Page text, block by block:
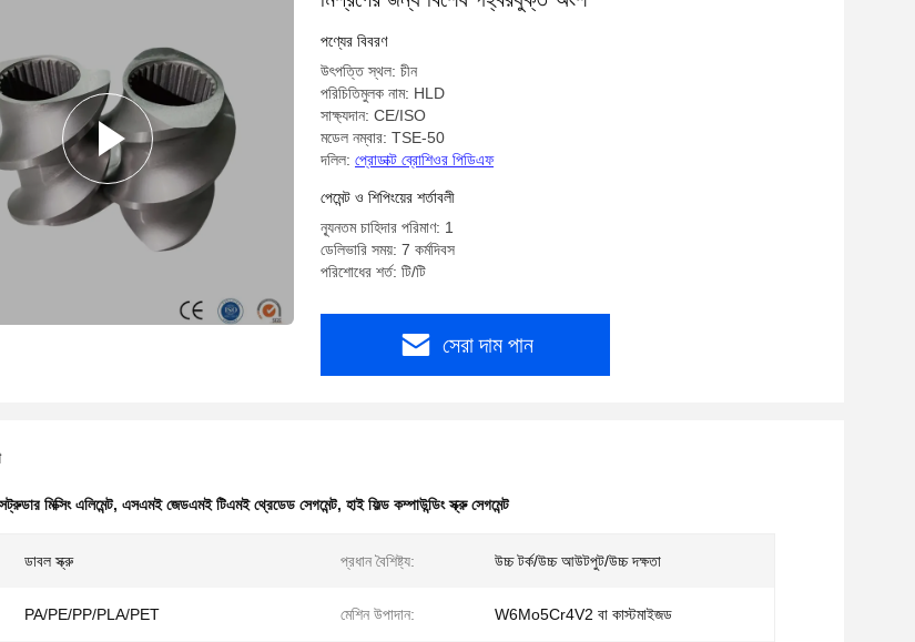
পণ্যের বিবরণ
উৎপত্তি স্থল: চীন
পরিচিতিমুলক নাম: HLD
সাক্ষ্যদান: CE/ISO
মডেল নম্বার: TSE-50
দলিল: প্রোডাক্ট ব্রোশিওর পিডিএফ
পেমেন্ট ও শিপিংয়ের শর্তাবলী
ন্যূনতম চাহিদার পরিমাণ: 1
ডেলিভারি সময়: 7 কর্মদিবস
পরিশোধের শর্ত: টি/টি
সেরা দাম পান
মিক্সিং এলিমেন্ট, এসএমই জেডএমই টিএমই থ্রেডেড সেগমেন্ট, হাই ফিল্ড কম্পাউন্ডিং স্ক্রু সেগমেন্ট
ডাবল স্ক্রু প্রধান বৈশিষ্ট্য: উচ্চ টর্ক/উচ্চ আউটপুট/উচ্চ দক্ষতা
PA/PE/PP/PLA/PET মেশিন উপাদান: W6Mo5Cr4V2 বা কাস্টমাইজড